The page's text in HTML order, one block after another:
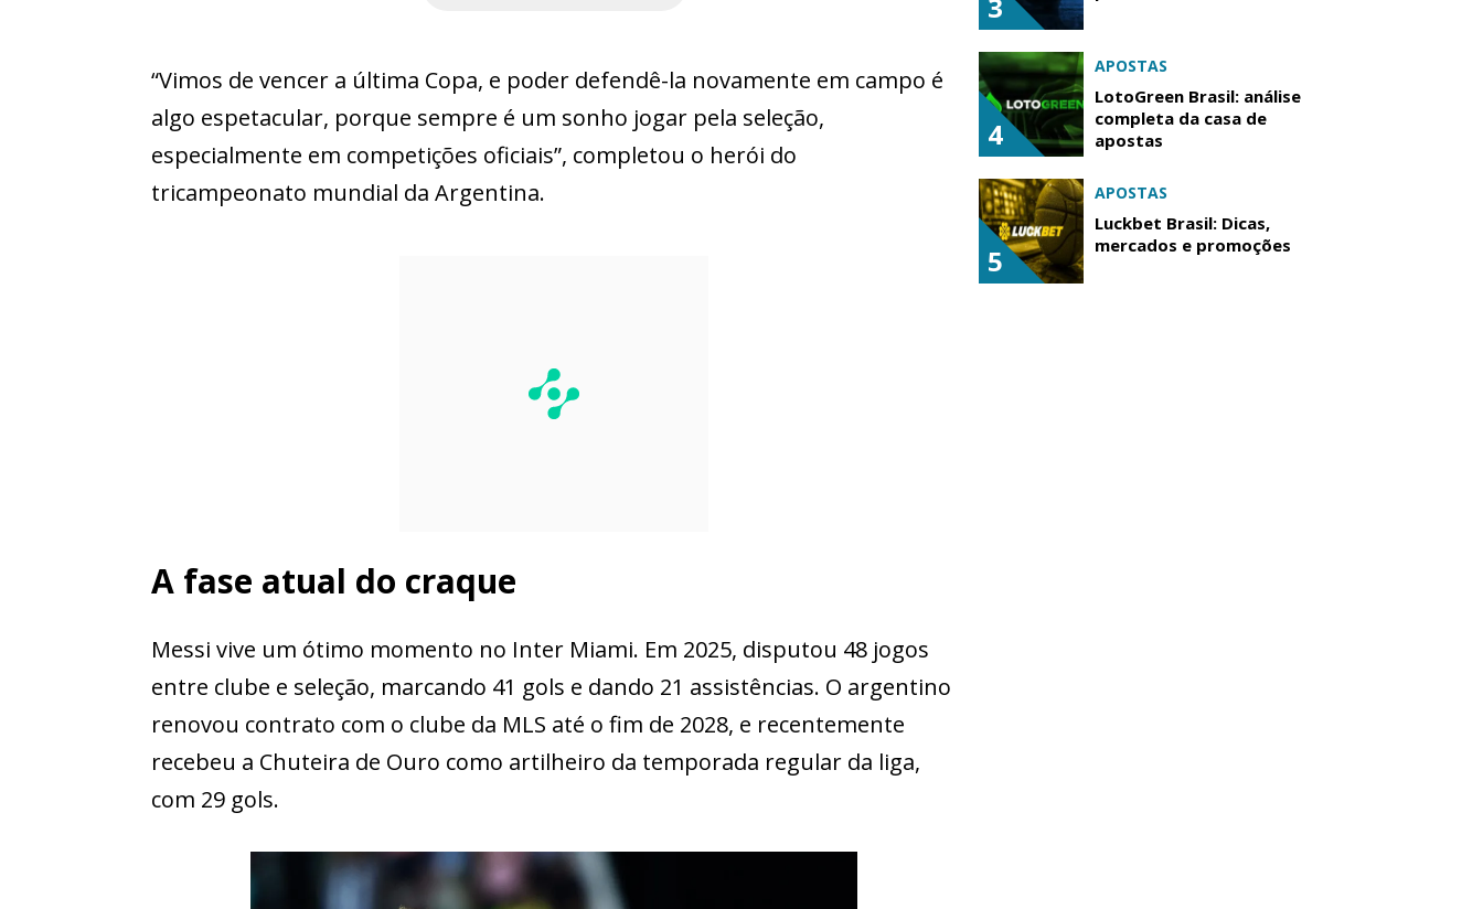
“Vimos de vencer a última Copa, e poder defendê-la novamente em campo é
algo espetacular, porque sempre é um sonho jogar pela seleção,
especialmente em competições oficiais”, completou o herói do
tricampeonato mundial da Argentina.
A fase atual do craque
Messi vive um ótimo momento no Inter Miami. Em 2025, disputou 48 jogos
entre clube e seleção, marcando 41 gols e dando 21 assistências. O argentino
renovou contrato com o clube da MLS até o fim de 2028, e recentemente
recebeu a Chuteira de Ouro como artilheiro da temporada regular da liga,
com 29 gols.
4
APOSTAS
LotoGreen Brasil: análise
completa da casa de
apostas
5
APOSTAS
Luckbet Brasil: Dicas,
mercados e promoções